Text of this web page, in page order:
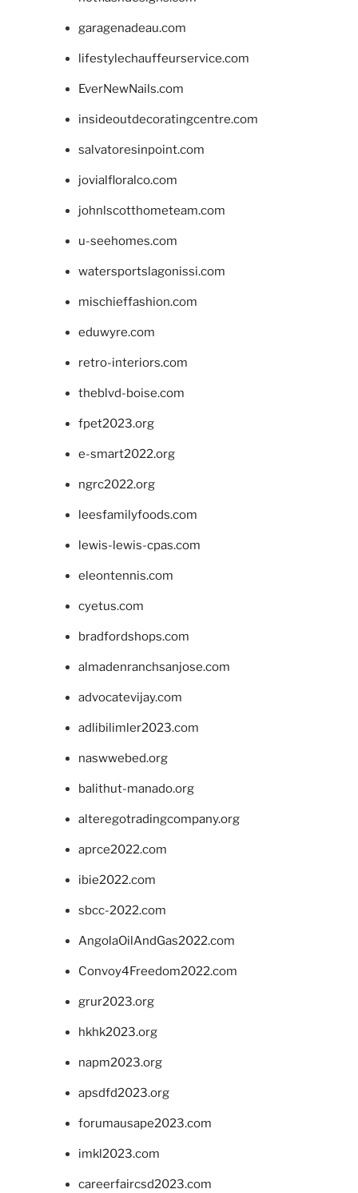
garagenadeau.com
lifestylechauffeurservice.com
EverNewNails.com
insideoutdecoratingcentre.com
salvatoresinpoint.com
jovialfloralco.com
johnlscotthometeam.com
u-seehomes.com
watersportslagonissi.com
mischieffashion.com
eduwyre.com
retro-interiors.com
theblvd-boise.com
fpet2023.org
e-smart2022.org
ngrc2022.org
leesfamilyfoods.com
lewis-lewis-cpas.com
eleontennis.com
cyetus.com
bradfordshops.com
almadenranchsanjose.com
advocatevijay.com
adlibilimler2023.com
naswwebed.org
balithut-manado.org
alteregotradingcompany.org
aprce2022.com
ibie2022.com
sbcc-2022.com
AngolaOilAndGas2022.com
Convoy4Freedom2022.com
grur2023.org
hkhk2023.org
napm2023.org
apsdfd2023.org
forumausape2023.com
imkl2023.com
careerfaircsd2023.com